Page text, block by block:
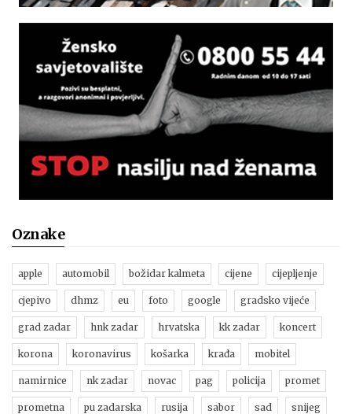
Oznake
apple automobil božidar kalmeta cijene cijepljenje
cjepivo dhmz eu foto google gradsko vijeće
grad zadar hnk zadar hrvatska kk zadar koncert
korona koronavirus košarka krađa mobitel
namirnice nk zadar novac pag policija promet
prometna pu zadarska rusija sabor sad snijeg